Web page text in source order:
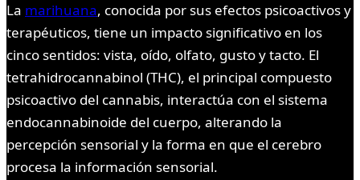
La marihuana, conocida por sus efectos psicoactivos y
terapéuticos, tiene un impacto significativo en los
cinco sentidos: vista, oído, olfato, gusto y tacto. El
tetrahidrocannabinol (THC), el principal compuesto
psicoactivo del cannabis, interactúa con el sistema
endocannabinoide del cuerpo, alterando la
percepción sensorial y la forma en que el cerebro
procesa la información sensorial.